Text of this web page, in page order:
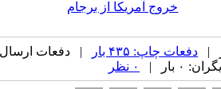
خروج آمریکا از برجام
دفعات چاپ: ۴۳۵ بار
| دفعات ارسال
۰ بار |